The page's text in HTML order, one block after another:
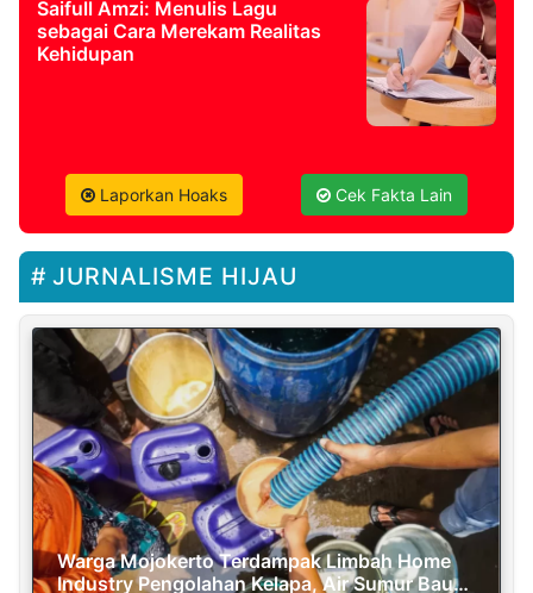
Saifull Amzi: Menulis Lagu
sebagai Cara Merekam Realitas
Kehidupan
Laporkan Hoaks Cek Fakta Lain
JURNALISME HIJAU
Warga Mojokerto Terdampak Limbah Home
Industry Pengolahan Kelapa, Air Sumur Bau